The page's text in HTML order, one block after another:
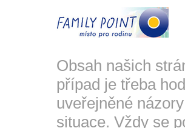
Obsah našich
případ je třeba
uveřejněné
situace. Vždy se